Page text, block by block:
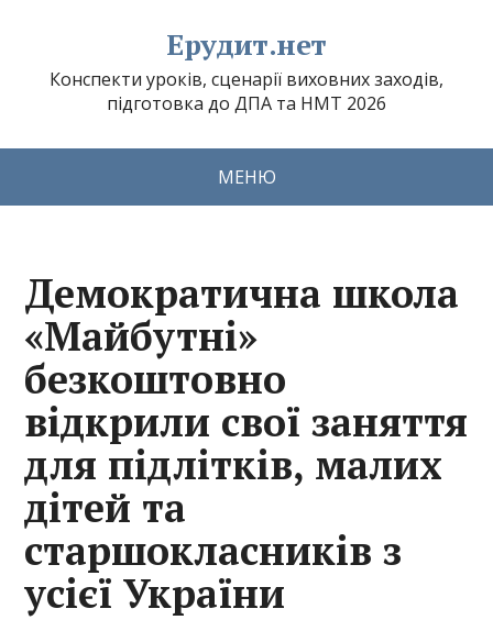
Ерудит.нет
Конспекти уроків, сценарії виховних заходів,
підготовка до ДПА та НМТ 2026
МЕНЮ
Демократична школа
«Майбутні»
безкоштовно
відкрили свої заняття
для підлітків, малих
дітей та
старшокласників з
усієї України